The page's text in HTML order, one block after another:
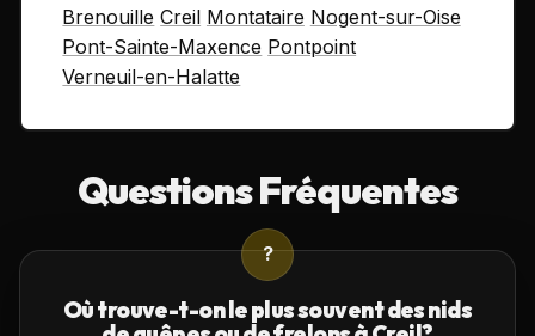
Brenouille Creil Montataire Nogent-sur-Oise
Pont-Sainte-Maxence Pontpoint
Verneuil-en-Halatte
Questions Fréquentes
?
Où trouve-t-on le plus souvent des nids